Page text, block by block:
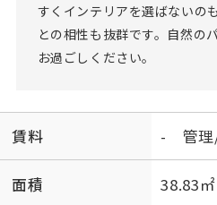
すくインテリアを選ばないの
との相性も抜群です。自然の
お過ごしください。
賃料 - 管理
面積 38.83㎡